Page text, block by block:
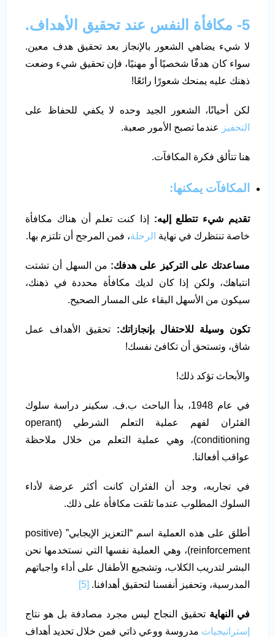
5- مكافأة النفس عند تحقيق الأهداف.
لا شيء يضاهي الشعور بالإنجاز بعد تحقيق هدف معين.
سواء كان هدفًا شخصيًا أو مهنيًا، فإن تحقيق شيء وضعت
ذهنك عليه يمنحك شعورًا رائعًا!
لكن أحيانًا، الشعور الجيد وحده لا يكفي للحفاظ على
التحفيز
عندما تصبح الأمور صعبة.
هنا تتألق فكرة المكافآت.
المكافآت يمكنها:
تقديم شيء تتطلع إليه: إذا كنت تعلم أن هناك مكافأة
خاصة تنتظرك في نهاية الرحلة، فمن المرجح أن تلتزم بها.
مساعدتك على التركيز على هدفك: من السهل أن تشتت
انتباهك، ولكن إذا كان لديك مكافأة محددة في ذهنك،
سيكون من الأسهل البقاء على المسار الصحيح.
تكون وسيلة للاحتفال بإنجازاتك: تحقيق الأهداف عمل
شاق، وتستحق أن تكافئ نفسك!
والأبحاث تؤكد ذلك!
في عام 1948، بدأ الباحث ب.ف. سكينر دراسة سلوك
الفئران لفهم عملية التعلم الشرطي (operant
conditioning)، وهي عملية التعلم من خلال ملاحظة
عواقب أفعالنا.
في تجاربه، وجد أن الفئران كانت أكثر عرضة لأداء
السلوك المطلوب عندما تلقت مكافأة على ذلك.
أطلق على هذه العملية اسم “التعزيز الإيجابي” (positive
reinforcement)، وهي العملية نفسها التي نستخدمها نحن
البشر لتدريب الكلاب، وتشجيع الأطفال على أداء واجباتهم
المدرسية، وتحفيز أنفسنا لتحقيق أهدافنا. [5]
في النهاية تحقيق النجاح ليس مجرد مصادفة بل هو نتاج
إستراتيجيات مدروسة ووعي ذاتي فمن خلال تحديد أهداف